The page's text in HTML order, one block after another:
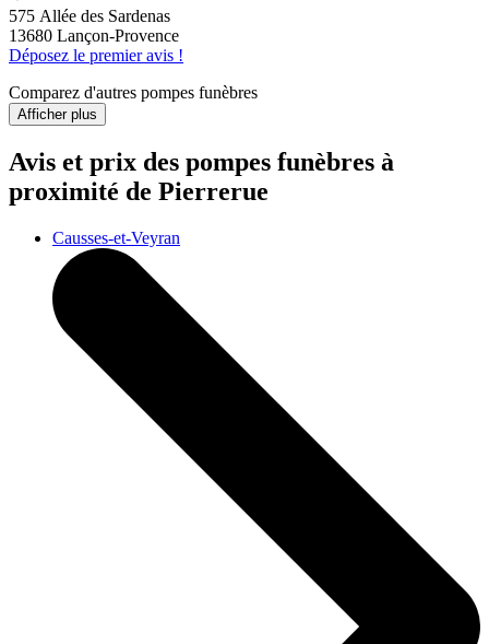
575 Allée des Sardenas
13680 Lançon-Provence
Déposez le premier avis !
Comparez d'autres pompes funèbres
Afficher plus
Avis et prix des pompes funèbres à
proximité de Pierrerue
Causses-et-Veyran